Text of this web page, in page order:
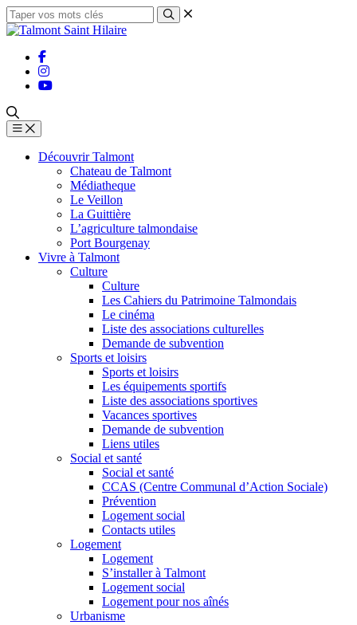
Découvrir Talmont
Chateau de Talmont
Médiatheque
Le Veillon
La Guittière
L’agriculture talmondaise
Port Bourgenay
Vivre à Talmont
Culture
Culture
Les Cahiers du Patrimoine Talmondais
Le cinéma
Liste des associations culturelles
Demande de subvention
Sports et loisirs
Sports et loisirs
Les équipements sportifs
Liste des associations sportives
Vacances sportives
Demande de subvention
Liens utiles
Social et santé
Social et santé
CCAS (Centre Communal d’Action Sociale)
Prévention
Logement social
Contacts utiles
Logement
Logement
S’installer à Talmont
Logement social
Logement pour nos aînés
Urbanisme